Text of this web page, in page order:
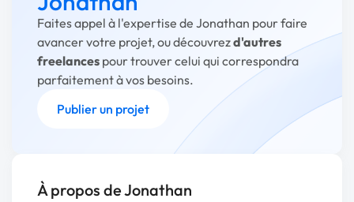
Faites appel à l'expertise de Jonathan pour faire
avancer votre projet, ou découvrezd'autres
freelances pour trouver celui qui correspondra
parfaitement à vos besoins.
Publier un projet
À propos de Jonathan